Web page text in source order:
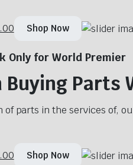
Shop Now
Only for World Premier
Buying
of parts in the services of,
Shop Now